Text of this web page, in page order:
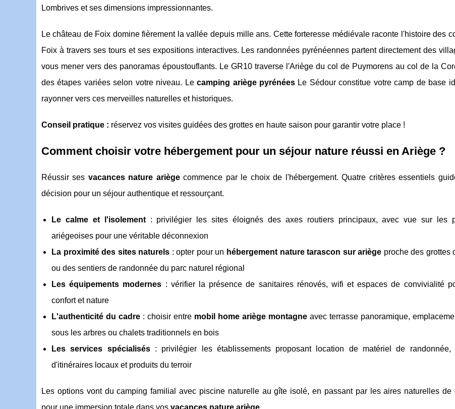
Lombrives et ses dimensions impressionnantes.
Le château de Foix domine fièrement la vallée depuis mille ans. Cette forteresse médiévale raconte l'histoire des
Foix à travers ses tours et ses expositions interactives. Les randonnées pyrénéennes partent directement des
vous mener vers des panoramas époustouflants. Le GR10 traverse l'Ariège du col de Puymorens au col de la
des étapes variées selon votre niveau. Lecamping ariège pyrénées Le Sédour constitue votre camp de base
rayonner vers ces merveilles naturelles et historiques.
Conseil pratique : réservez vos visites guidées des grottes en haute saison pour garantir votre place !
Comment choisir votre hébergement pour un séjour nature réussi en Ariège ?
Réussir ses vacances nature ariègecommence par le choix de l'hébergement. Quatre critères essentiels
décision pour un séjour authentique et ressourçant.
Le calme et l'isolement: privilégier les sites éloignés des axes routiers principaux, avec vue sur les
ariégeoises pour une véritable déconnexion
La proximité des sites naturels : opter pour un hébergement nature tarascon sur ariège proche des grottes
ou des sentiers de randonnée du parc naturel régional
Les équipements modernes : vérifier la présence de sanitaires rénovés, wifi et espaces de convivialité
confort et nature
L'authenticité du cadre : choisir entre mobil home ariège montagne avec terrasse panoramique,
sous les arbres ou chalets traditionnels en bois
Les services spécialisés: privilégier les établissements proposant location de matériel de randonnée,
d'itinéraires locaux et produits du terroir
Les options vont du camping familial avec piscine naturelle au gîte isolé, en passant par les aires naturelles de
pour une immersion totale dans vos vacances nature ariège